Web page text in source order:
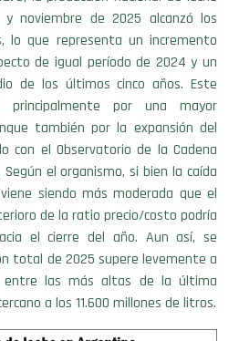
lo que representa un incremento
de igual período de 2024 y un
de los últimos cinco años. Este
principalmente por una mayor
también por la expansión del
con el Observatorio de la Cadena
el organismo, si bien la caída
siendo más moderada que el
de la ratio precio/costo podría
el cierre del año. Aun así, se
total de 2025 supere levemente a
entre las más altas de la última
a los 11.600 millones de litros.